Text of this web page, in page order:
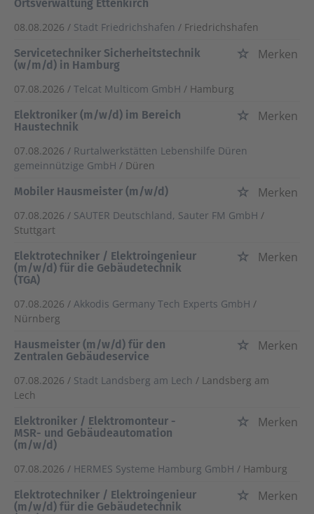
Ortsverwaltung Ettenkirch
08.08.2026 / Stadt Friedrichshafen / Friedrichshafen
Servicetechniker Sicherheitstechnik
(w/m/d) in Hamburg
Merken
07.08.2026 / Telcat Multicom GmbH / Hamburg
Elektroniker (m/w/d) im Bereich
Haustechnik
Merken
07.08.2026 / Rurtalwerkstätten Lebenshilfe Düren
gemeinnützige GmbH / Düren
Mobiler Hausmeister (m/w/d)
Merken
07.08.2026 / SAUTER Deutschland, Sauter FM GmbH /
Stuttgart
Elektrotechniker / Elektroingenieur
(m/w/d) für die Gebäudetechnik
(TGA)
Merken
07.08.2026 / Akkodis Germany Tech Experts GmbH /
Nürnberg
Hausmeister (m/w/d) für den
Zentralen Gebäudeservice
Merken
07.08.2026 / Stadt Landsberg am Lech / Landsberg am
Lech
Elektroniker / Elektromonteur -
MSR- und Gebäudeautomation
(m/w/d)
Merken
07.08.2026 / HERMES Systeme Hamburg GmbH / Hamburg
Elektrotechniker / Elektroingenieur
(m/w/d) für die Gebäudetechnik
Merken